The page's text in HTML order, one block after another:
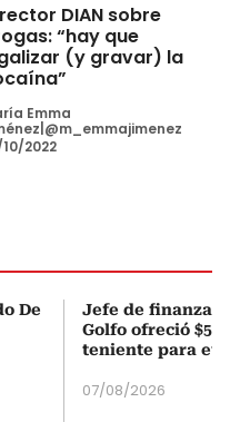
DIAN sobre
“hay que
(y gravar) la
Emma
2022
De
Jefe de finanzas
Golfo ofreció
teniente para
07/08/2026